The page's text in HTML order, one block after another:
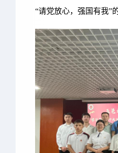
“请党放心，强国有我”